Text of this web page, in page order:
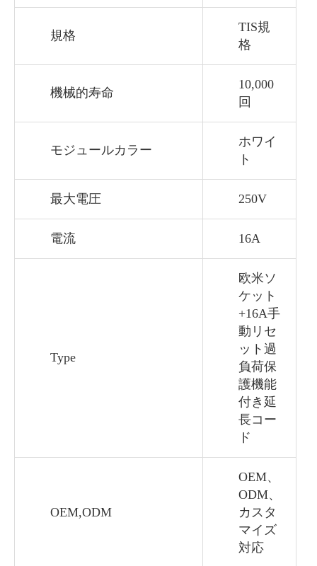
規格
TIS規
格
機械的寿命
10,000
回
モジュールカラー
ホワイ
ト
最大電圧 250V
電流 16A
Type
欧米ソ
ケット
+16A手
動リセ
ット過
負荷保
護機能
付き延
長コー
ド
OEM,ODM
OEM、
ODM、
カスタ
マイズ
対応